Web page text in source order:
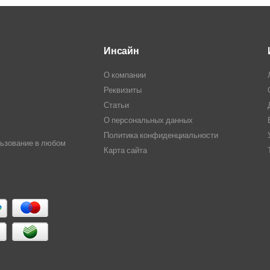
в любом
Инсайн
О компании
Реквизиты
Статьи
О персональных данных
Политика конфиденциальности
Карта сайта